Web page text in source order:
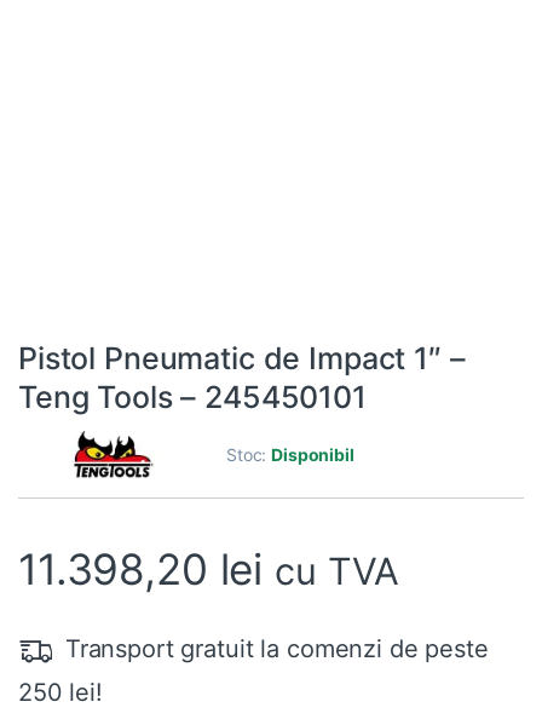
Pistol Pneumatic de Impact 1″ –
Teng Tools – 245450101
Stoc:Disponibil
11.398,20 lei cu TVA
Transport gratuit la comenzi de peste
250 lei!